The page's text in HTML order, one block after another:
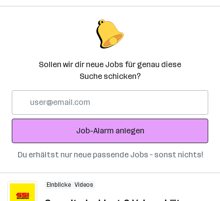
Sollen wir dir neue Jobs für genau diese
Suche schicken?
Adresse
Job-Alarm anlegen
Du erhältst nur neue passende Jobs – sonst nichts!
Einblicke Videos